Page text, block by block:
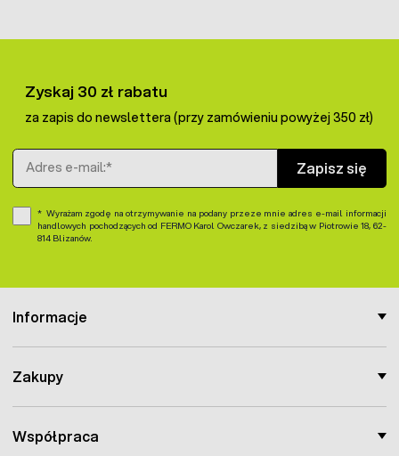
Informacje
Zakupy
Współpraca
Zyskaj 30 zł rabatu
za zapis do newslettera (przy zamówieniu powyżej 350 zł)
Adres e-mail
Zapisz się
Wyrażam zgodę na otrzymywanie na podany przeze mnie adres e-mail informacji
handlowych pochodzących od FERMO Karol Owczarek, z siedzibą w Piotrowie 18, 62-
814 Blizanów.